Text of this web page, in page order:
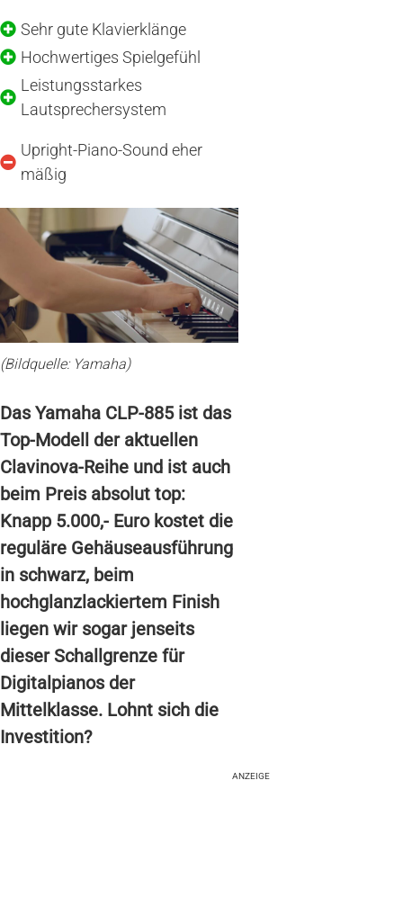
Sehr gute Klavierklänge
Hochwertiges Spielgefühl
Leistungsstarkes
Lautsprechersystem
Upright-Piano-Sound eher
mäßig
(Bildquelle: Yamaha)
Das Yamaha CLP-885 ist das
Top-Modell der aktuellen
Clavinova-Reihe und ist auch
beim Preis absolut top:
Knapp 5.000,- Euro kostet die
reguläre Gehäuseausführung
in schwarz, beim
hochglanzlackiertem Finish
liegen wir sogar jenseits
dieser Schallgrenze für
Digitalpianos der
Mittelklasse. Lohnt sich die
Investition?
ANZEIGE